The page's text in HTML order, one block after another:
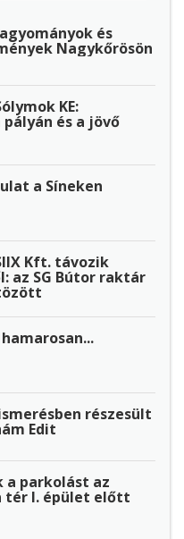
és
Nagykőrösön
KE:
és a jövő
a Síneken
Kft. távozik
az SG Bútor raktár
részesült
Edit
parkolást az
tér I. épület előtt